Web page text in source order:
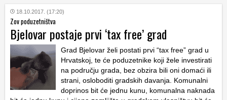
18.10.2017. (17:20)
Zov poduzetništva
Bjelovar postaje prvi ‘tax free’ grad
Grad Bjelovar želi postati prvi “tax free” grad u
Hrvatskoj, te će poduzetnike koji žele investirati
na području grada, bez obzira bili oni domaći ili
strani, osloboditi gradskih davanja. Komunalni
doprinos bit će jednu kunu, komunalna naknada